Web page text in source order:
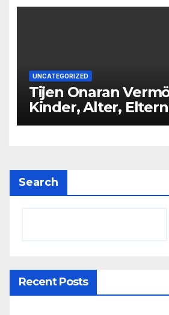
UNCATEGORIZED
Tijen Onaran
Kinder, Alter,
Partner
Search
Recent Posts